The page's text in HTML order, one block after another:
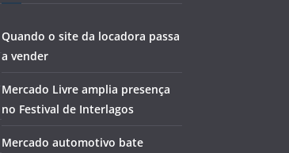
Quando o site da locadora passa
a vender
Mercado Livre amplia presença
no Festival de Interlagos
Mercado automotivo bate